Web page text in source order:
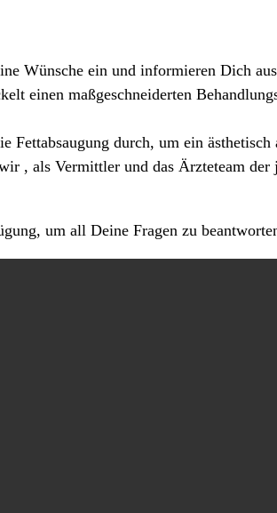
Wünsche ein und informieren Dich
einen maßgeschneiderten
durch, um ein
, als Vermittler und das Ärzteteam
um all Deine Fragen zu